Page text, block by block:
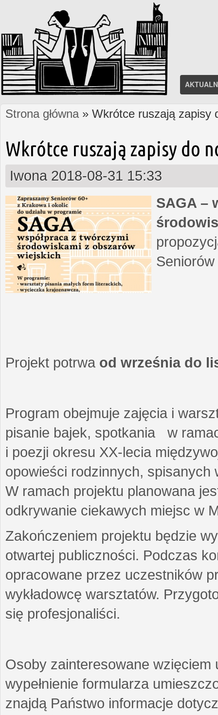
Jesteś tutaj
Strona główna» Wkrótce ruszają zapisy
Wkrótce ruszają zapisy do
Iwona 2018-08-31 15:33
SAGA –
Projekt potrwa od września do
Program obejmuje zajęcia i
pisanie bajek, spotkania w
i poezji okresu XX-lecia
opowieści rodzinnych,
W ramach projektu planowana
odkrywanie ciekawych miejsc w
Zakończeniem projektu będzie
otwartej publiczności. Podczas
opracowane przez uczestników
wykładowcę warsztatów.
się profesjonaliści.
Osoby zainteresowane wzięciem
wypełnienie formularza
znajdą Państwo informacje